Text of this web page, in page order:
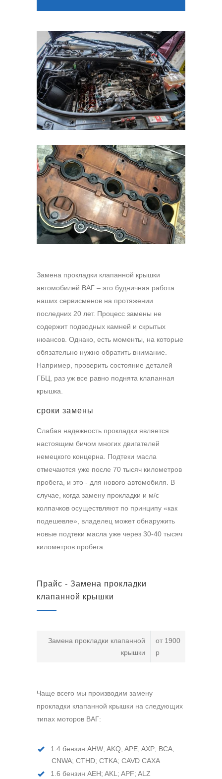
Замена прокладки клапанной крышки
автомобилей ВАГ – это будничная работа
наших сервисменов на протяжении
последних 20 лет. Процесс замены не
содержит подводных камней и скрытых
нюансов. Однако, есть моменты, на которые
обязательно нужно обратить внимание.
Например, проверить состояние деталей
ГБЦ, раз уж все равно поднята клапанная
крышка.
сроки замены
Слабая надежность прокладки является
настоящим бичом многих двигателей
немецкого концерна. Подтеки масла
отмечаются уже после 70 тысяч километров
пробега, и это - для нового автомобиля. В
случае, когда замену прокладки и м/с
колпачков осуществляют по принципу «как
подешевле», владелец может обнаружить
новые подтеки масла уже через 30-40 тысяч
километров пробега.
Прайс - Замена прокладки
клапанной крышки
Замена прокладки клапанной
крышки
от 1900
р
Чаще всего мы производим замену
прокладки клапанной крышки на следующих
типах моторов ВАГ:
1.4 бензин AHW; AKQ; APE; AXP; BCA;
CNWA; CTHD; CTKA; CAVD CAXA
1.6 бензин AEH; AKL; APF; ALZ